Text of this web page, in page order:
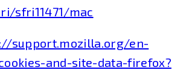
sfri11471/mac
support.mozilla.org/en-
and-site-data-firefox?